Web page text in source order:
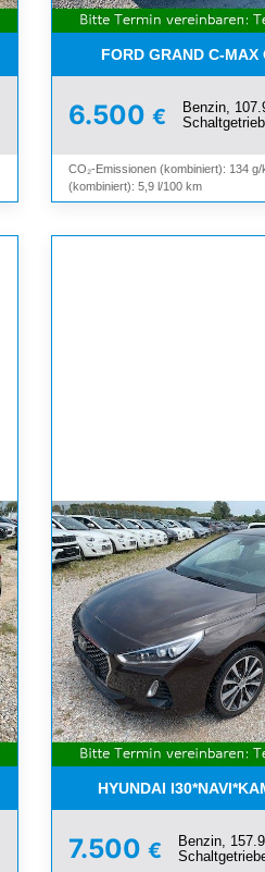
FORD GRAND C-MAX
6.500€
Benzin,
CO₂-Emissionen (kombiniert): 134
(kombiniert): 5,9 l/100 km
HYUNDAI
7.500€
Benzin,